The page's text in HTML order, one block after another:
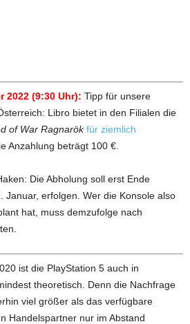
2022 (9:30 Uhr): Tipp für unsere
Libro bietet in den Filialen die
of War Ragnarök für ziemlich
Anzahlung beträgt 100 €.
Die Abholung soll erst Ende
Januar, erfolgen. Wer die Konsole also
hat, muss demzufolge nach
ist die PlayStation 5 auch in
theoretisch. Denn die Nachfrage
viel größer als das verfügbare
Handelspartner nur im Abstand